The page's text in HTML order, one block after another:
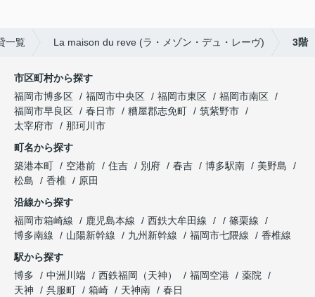
一覧 La maison du reve (ラ・メゾン・デュ・レーヴ) 3階
市区町村から探す
福岡市博多区
福岡市中央区 福岡市東区
福岡市南区
福岡市早良区
春日市 糟屋郡志免町
筑紫野市
太宰府市
那珂川市
町名から探す
築港本町
空港前 住吉 別府 春吉 博多駅南
美野島
松島
香椎
原田
沿線から探す
福岡市箱崎線
鹿児島本線 西鉄大牟田線
篠栗線
博多南線
山陽新幹線 九州新幹線 福岡市七隈線
香椎線
駅から探す
博多
中洲川端 西鉄福岡（天神） 福岡空港
薬院
天神
呉服町 箱崎 天神南 春日